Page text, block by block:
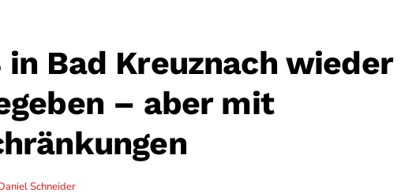
in Bad Kreuznach wieder
– aber mit
Schneider